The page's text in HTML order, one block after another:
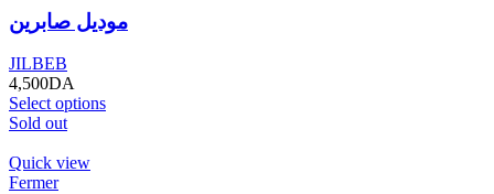
موديل صابرين
JILBEB
4,500DA
Select options
Sold out
Quick view
Fermer